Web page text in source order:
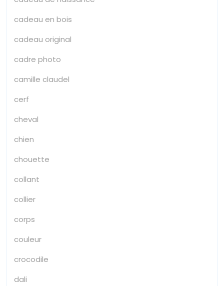
cadeau en bois
cadeau original
cadre photo
camille claudel
cerf
cheval
chien
chouette
collant
collier
corps
couleur
crocodile
dali